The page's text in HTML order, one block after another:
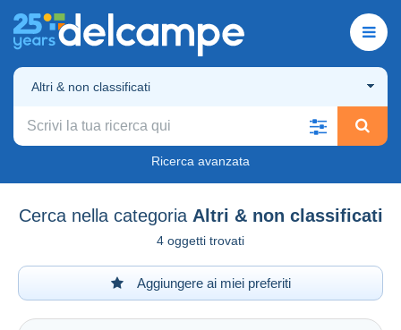
Altri & non classificati
Ricerca avanzata
Cerca nella categoria Altri & non classificati
4 oggetti trovati
Aggiungere ai miei preferiti